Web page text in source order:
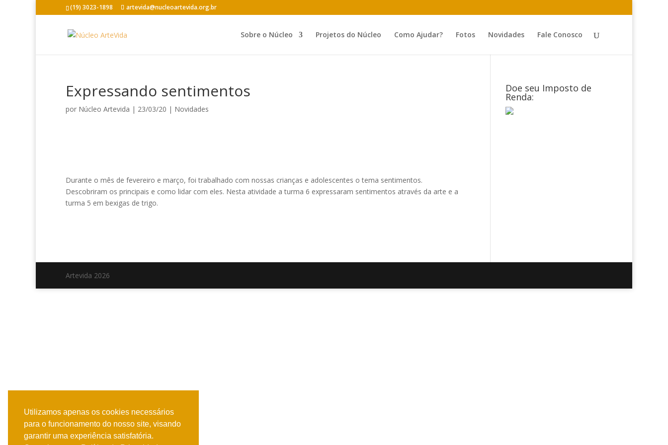
(19) 3023-1898 artevida@nucleoartevida.org.br
Sobre o Núcleo Projetos do Núcleo Como Ajudar? Fotos Novidades Fale Conosco
Expressando sentimentos
por Núcleo Artevida | 23/03/20 | Novidades
Durante o mês de fevereiro e março, foi trabalhado com nossas crianças e adolescentes o tema sentimentos.
Descobriram os principais e como lidar com eles. Nesta atividade a turma 6 expressaram sentimentos através da arte e a
turma 5 em bexigas de trigo.
Doe seu Imposto de
Renda:
Artevida 2026
Utilizamos apenas os cookies necessários
para o funcionamento do nosso site, visando
garantir uma experiência satisfatória.